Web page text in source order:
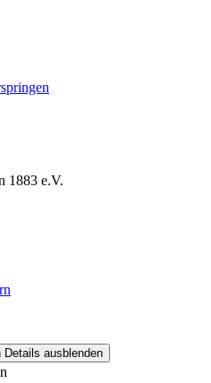
1883 e.V.
Details ausblenden